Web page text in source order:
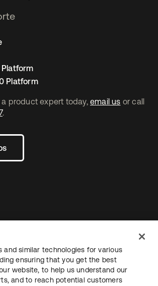
product expert today, email us or call
.
pestaña nueva
pestaña nueva
Platform
de privacidadTérminos del sitio
and similar technologies for various
ensuring that you get the best
website, to help us understand our
and to reach potential customers